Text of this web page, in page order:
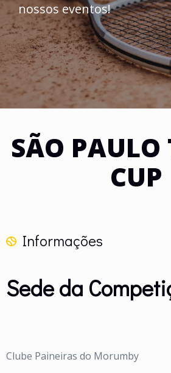
nossos eventos!
SÃO PAULO
CUP
Informações
Sede da
Clube Paineiras do Morumby